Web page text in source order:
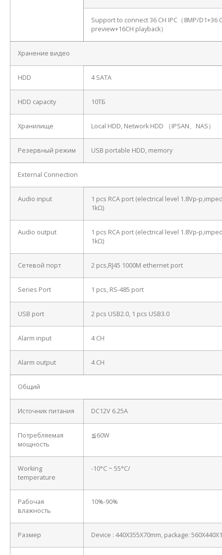
Support to connect 36 CH IPC（8MP/D1+36
preview+16CH playback）
Хранение видео
HDD 4 SATA
HDD capacity 10ТБ
Хранилище Local HDD, Network HDD （IPSAN、NAS）
Резервный режим USB portable HDD, memory
External Connection
Audio input
1 pcs RCA port (electrical level 1.8Vp-
1kΩ)
Audio output
1 pcs RCA port (electrical level 1.8Vp-
1kΩ)
Сетевой порт 2 pcs,RJ45 1000M ethernet port
Series Port 1 pcs, RS-485 port
USB port 2 pcs USB2.0, 1 pcs USB3.0
Alarm input 4 CH
Alarm output 4 CH
Общий
Источник питания DC12V 6.25A
Потребляемая
мощность
≦60W
Working
temperature
-10°C ~ 55°C/
Рабочая
влажность
10%-90%
Размер Device : 440X355X70mm, package: